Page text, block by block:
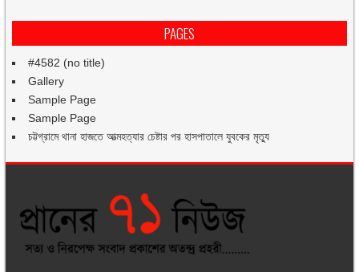
PAGES
#4582 (no title)
Gallery
Sample Page
Sample Page
চট্টগ্রামে থানা হাজতে আত্মহত্যার চেষ্টার পর হাসপাতালে যুবকের মৃত্যু